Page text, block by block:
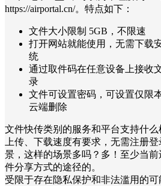
https://airportal.cn/。特点如下：
文件大小限制 5GB，不限速
打开网站就能使用，无需下载
统
通过取件码在任意设备上接收
录
文件可设置密码，可设置仅限
云端删除
文件快传类别的服务和平台支持什
上传、下载速度有要求，无需注册
景，这样的场景多吗？多！至少当
件分享方式的途径的。
受限于存在隐私保护和非法滥用的